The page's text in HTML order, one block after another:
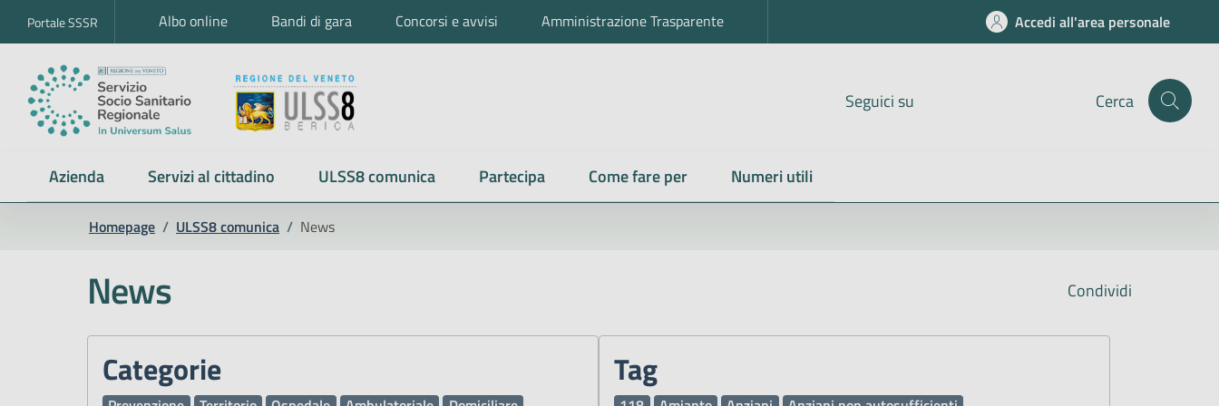
Portale SSSR Albo online Bandi di gara Concorsi e avvisi Amministrazione Trasparente Accedi all'area personale
Seguici su Cerca
Azienda Servizi al cittadino ULSS8 comunica Partecipa Come fare per Numeri utili
Homepage / ULSS8 comunica / News
Condividi
News
Categorie Tag